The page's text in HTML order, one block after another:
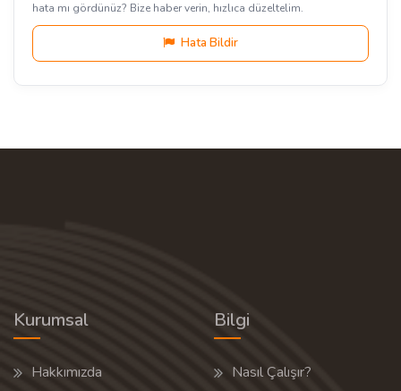
hata mı gördünüz? Bize haber verin, hızlıca düzeltelim.
Hata Bildir
Kurumsal
Hakkımızda
Bilgi
Nasıl Çalışır?